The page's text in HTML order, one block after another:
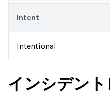
Intent
Intentional
インシデント